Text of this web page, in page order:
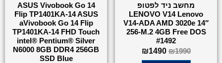
מחשב ניד לפטופ
LENOVO V14 Lenovo
V14-ADA AMD 3020e 14″
256-M.2 4GB Free DOS
#1492
₪1990
₪1490
ASUS Vivobook Go 14
Flip TP1401KA-14 ASUS
aVivobook Go 14 Flip
TP1401KA-14 FHD Touch
intel® Pentium® Silver
N6000 8GB DDR4 256GB
SSD Blue